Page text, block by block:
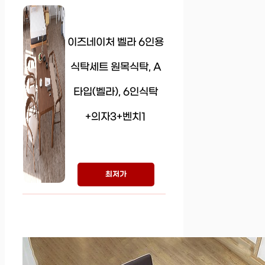
이즈네이처 벨라 6인용
식탁세트 원목식탁, A
타입(벨라), 6인식탁
+의자3+벤치1
최저가